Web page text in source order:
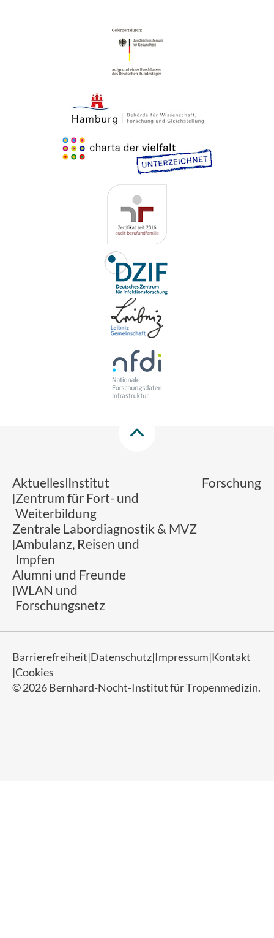
Aktuelles Institut
Forschung
Zentrum für Fort- und
Weiterbildung
Zentrale Labordiagnostik & MVZ
Ambulanz, Reisen und
Impfen
Alumni und Freunde
WLAN und
Forschungsnetz
© 2026 Bernhard-Nocht-Institut für Tropenmedizin.
Barrierefreiheit Datenschutz Impressum Kontakt
Cookies